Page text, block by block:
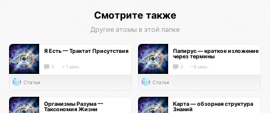
Смотрите также
Другие атомы в этой папке
Я Есть — Трактат Присутствия
0 < 1 мин.
Статья
Папирус — краткое изложение
через термины
0 ~8 мин.
Статья
Организмы Разума —
Таксономия Жизни
Карта — обзорная структура
Знаний